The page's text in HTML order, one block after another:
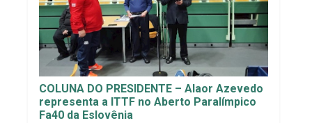
COLUNA DO PRESIDENTE – Alaor Azevedo
representa a ITTF no Aberto Paralímpico
Fa40 da Eslovênia